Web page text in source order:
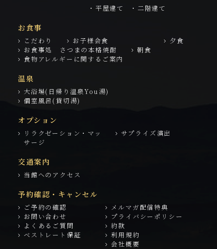
・平屋建て
・二階建て
お食事
こだわり お子様会食
夕食
お食事処 さつまの本格焼酎
朝食
食物アレルギーに関するご案内
温泉
大浴場(日帰り温泉You湯)
個室風呂(貸切湯)
オプション
リラクゼーション・マッ
サージ
サプライズ演出
交通案内
当館へのアクセス
予約確認・キャンセル
ご予約の確認
メルマガ配信特典
お問い合わせ
プライバシーポリシー
よくあるご質問
約款
ベストレート保証
利用規約
会社概要